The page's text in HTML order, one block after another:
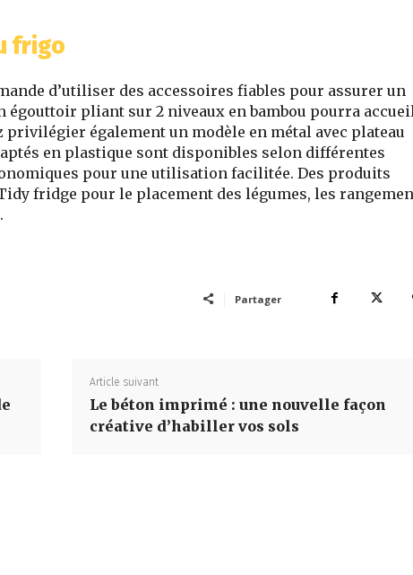
frigo
d’utiliser des accessoires fiables pour assurer un
égouttoir pliant sur 2 niveaux en bambou pourra
privilégier également un modèle en métal avec plateau
en plastique sont disponibles selon différentes
pour une utilisation facilitée. Des produits
fridge pour le placement des légumes, les
Partager
Article suivant
Le béton imprimé : une nouvelle façon
créative d’habiller vos sols